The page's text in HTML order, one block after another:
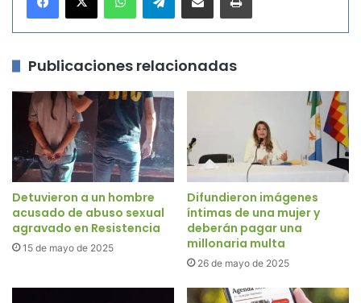
Publicaciones relacionadas
Detuvieron a un hombre
acusado de abuso sexual
agravado en Resistencia
15 de mayo de 2025
Difundieron imágenes
íntimas de una mujer y
deberán pagar una
millonaria multa
26 de mayo de 2025